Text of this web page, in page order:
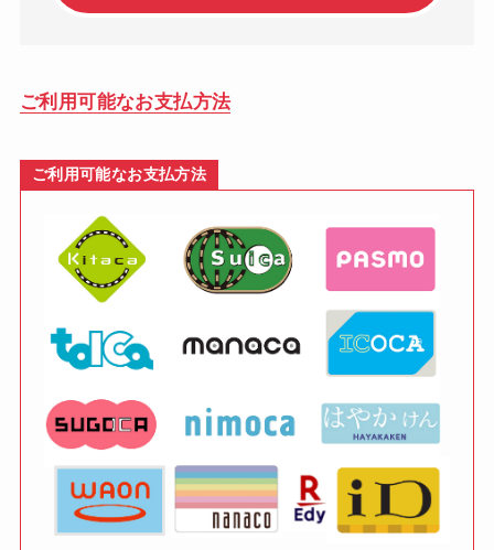
小田原・足柄エリア
横浜・鎌倉エリア
ご利用可能なお支払方法
ご利用可能なお支払方法